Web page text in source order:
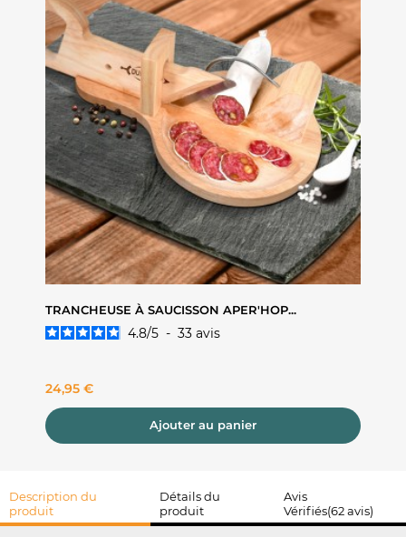
TRANCHEUSE À SAUCISSON APER'HOP...
4.8/5 - 33 avis
Prix
24,95 €
Ajouter au panier
Description du
produit
Détails du
produit
Avis
Vérifiés(62 avis)